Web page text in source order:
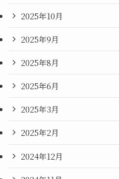
2025年10月
2025年9月
2025年8月
2025年6月
2025年3月
2025年2月
2024年12月